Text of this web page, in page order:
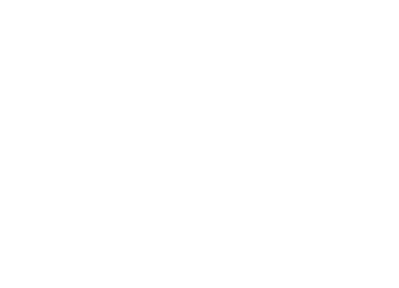
了承ください。
き作成されるも
ようお願いしま
にご登録され
1000ppm以下、
下、フタル酸ジブチ
要な手段を講じ
これらの製造装
、取り引きをい
ムロン制御